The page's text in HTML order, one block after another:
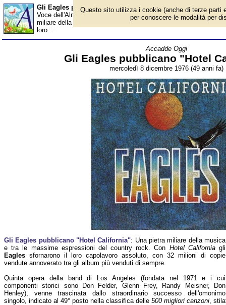
Gli Eagles pubblicano 'Hotel California' - Almanacco
Voce dell'Almanacco del 8 dicembre, per la rubrica 'Accadde
miliare della musica e tra le massime espressioni del country
loro...
Accadde Oggi
Gli Eagles pubblicano "Hotel
mercoledì 8 dicembre 1976 (49 anni fa)
Gli Eagles pubblicano "Hotel California": Una pietra miliare della musica
e tra le massime espressioni del country rock. Con Hotel Californiagli
Eagles sfornarono il loro capolavoro assoluto, con 32 milioni di copie
vendute annoverato tra gli album più venduti di sempre.
Quinta opera della band di Los Angeles (fondata nel 1971 e i cui
componenti storici sono Don Felder, Glenn Frey, Randy Meisner, Don
Henley), venne trascinata dallo straordinario successo dell'omonimo
singolo, indicato al 49° posto nella classifica delle 500 migliori canzoni,
Questo sito utilizza i cookie (anche di terze parti
per conoscere le modalità per